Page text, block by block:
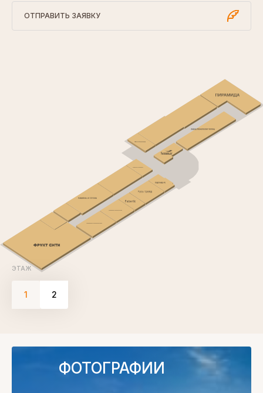
ОТПРАВИТЬ ЗАЯВКУ
ЭТАЖ
1 2
ФОТОГРАФИИ